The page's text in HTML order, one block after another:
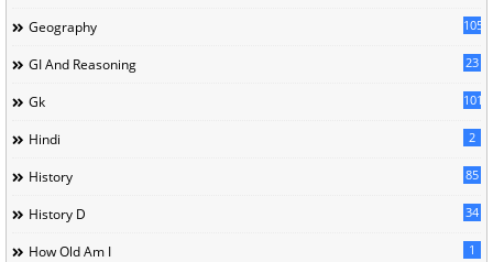
Geography 105
GI And Reasoning 23
Gk 101
Hindi 2
History 85
History D 34
How Old Am I 1